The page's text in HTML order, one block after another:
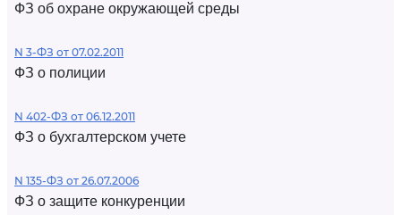
ФЗ об охране окружающей среды
N 3-ФЗ от 07.02.2011
ФЗ о полиции
N 402-ФЗ от 06.12.2011
ФЗ о бухгалтерском учете
N 135-ФЗ от 26.07.2006
ФЗ о защите конкуренции